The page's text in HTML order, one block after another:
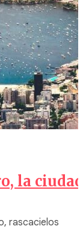
la ciudad
rascacielos